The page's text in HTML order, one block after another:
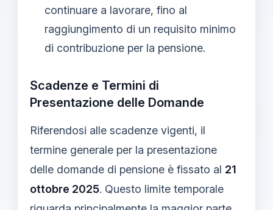
continuare a lavorare, fino al
raggiungimento di un requisito minimo
di contribuzione per la pensione.
Scadenze e Termini di
Presentazione delle Domande
Riferendosi alle scadenze vigenti, il
termine generale per la presentazione
delle domande di pensione è fissato al 21
ottobre 2025. Questo limite temporale